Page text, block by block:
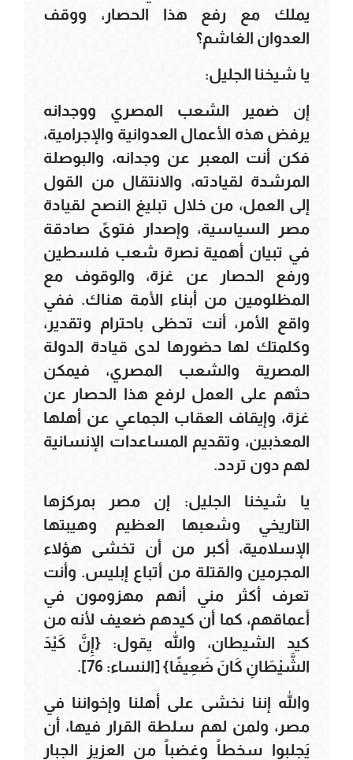
يملك مع رفع هذا الحصار، ووقف
العدوان الغاشم؟
يا شيخنا الجليل:
إن ضمير الشعب المصري ووجدانه
يرفض هذه الأعمال العدوانية والإجرامية،
فكن أنت المعبر عن وجدانه، والبوصلة
المرشدة لقيادته، والانتقال من القول
إلى العمل، من خلال تبليغ النصح لقيادة
مصر السياسية، وإصدار فتوىً صادقة
في تبيان أهمية نصرة شعب فلسطين
ورفع الحصار عن غزة، والوقوف مع
المظلومين من أبناء الأمة هناك. ففي
واقع الأمر، أنت تحظى باحترام وتقدير،
وكلمتك لها حضورها لدى قيادة الدولة
المصرية والشعب المصري، فيمكن
حثهم على العمل لرفع هذا الحصار عن
غزة، وإيقاف العقاب الجماعي عن أهلها
المعذبين، وتقديم المساعدات الإنسانية
لهم دون تردد.
يا شيخنا الجليل: إن مصر بمركزها
التاريخي وشعبها العظيم وهيبتها
الإسلامية، أكبر من أن تخشى هؤلاء
المجرمين والقتلة من أتباع إبليس. وأنت
تعرف أكثر مني أنهم مهزومون في
أعماقهم، كما أن كيدهم ضعيف لأنه من
كيد الشيطان، والله يقول: {إِنَّ كَيْدَ
الشَّيْطَانِ كَانَ ضَعِيفًا} [النساء: 76].
والله إننا نخشى على أهلنا وإخواننا في
مصر، ولمن لهم سلطة القرار فيها، أن
يَجلبوا سخطاً وغضباً من العزيز الجبار